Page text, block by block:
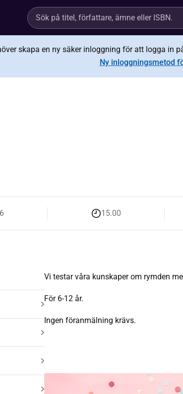
skapa en ny säker inloggning för att logga in
Ny inloggningsmetod
15.00
Vi testar våra kunskaper om rymden
För 6-12 år.
Ingen föranmälning krävs.